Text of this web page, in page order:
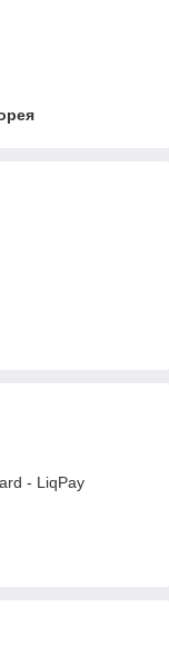
- LiqPay